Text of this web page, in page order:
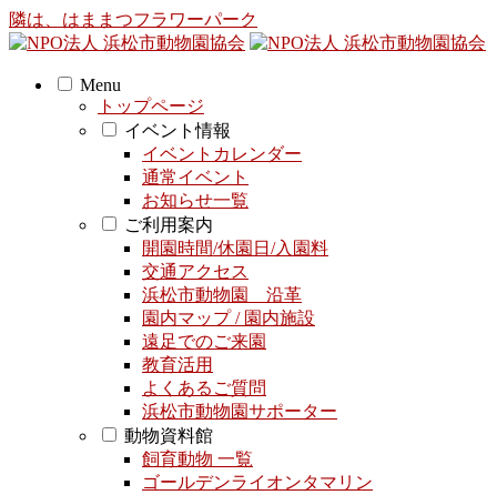
隣は、はままつフラワーパーク
Menu
トップページ
イベント情報
イベントカレンダー
通常イベント
お知らせ一覧
ご利用案内
開園時間/休園日/入園料
交通アクセス
浜松市動物園 沿革
園内マップ / 園内施設
遠足でのご来園
教育活用
よくあるご質問
浜松市動物園サポーター
動物資料館
飼育動物 一覧
ゴールデンライオンタマリン